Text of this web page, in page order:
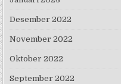
Desember 2022
November 2022
Oktober 2022
September 2022